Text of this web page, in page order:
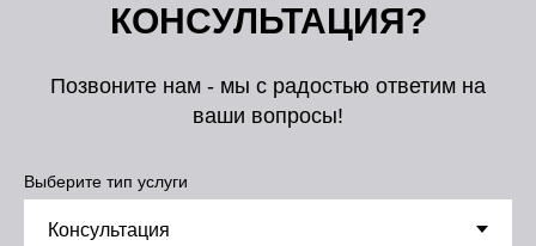
КОНСУЛЬТАЦИЯ?
Позвоните нам - мы с радостью ответим на
ваши вопросы!
Выберите тип услуги